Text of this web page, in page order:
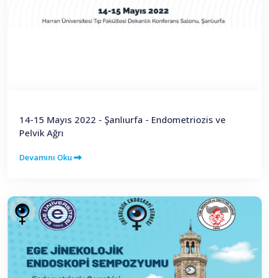
14-15 Mayıs 2022 - Şanlıurfa - Endometriozis ve
Pelvik Ağrı
Devamını Oku